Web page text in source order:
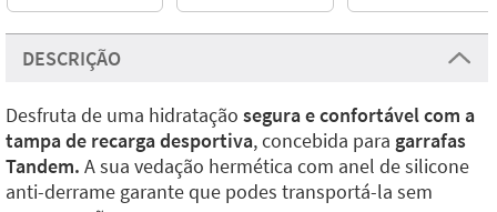
DESCRIÇÃO
Desfruta de uma hidratação segura e confortável com a
tampa de recarga desportiva, concebida para garrafas
Tandem. A sua vedação hermética com anel de silicone
anti-derrame garante que podes transportá-la sem